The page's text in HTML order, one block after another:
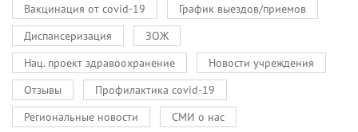
Вакцинация от covid-19
График выездов/приемов
Диспансеризация
ЗОЖ
Нац. проект здравоохранение
Новости учреждения
Отзывы
Профилактика covid-19
Региональные новости
СМИ о нас